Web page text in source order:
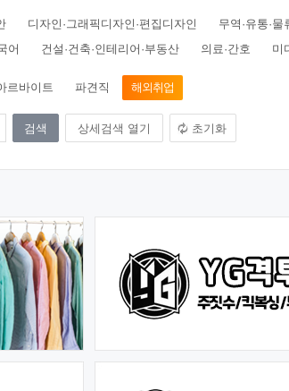
디자인·그래픽디자인·편집디자인
무역·유통·물
어 건설·건축·인테리어·부동산 의료·간호 미
르바이트 파견직 해외취업
상세검색 열기 초기화